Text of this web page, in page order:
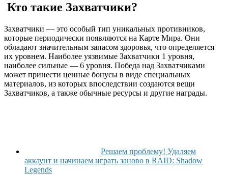
Кто такие Захватчики?
Захватчики — это особый тип уникальных противников,
которые периодически появляются на Карте Мира. Они
обладают значительным запасом здоровья, что определяется
их уровнем. Наиболее уязвимые Захватчики 1 уровня,
наиболее сильные — 6 уровня. Победа над Захватчиками
может принести ценные бонусы в виде специальных
материалов, из которых впоследствии создаются вещи
Захватчиков, а также обычные ресурсы и другие награды.
Решаем проблему! Удаляем
аккаунт и начинаем играть заново в RAID: Shadow
Legends